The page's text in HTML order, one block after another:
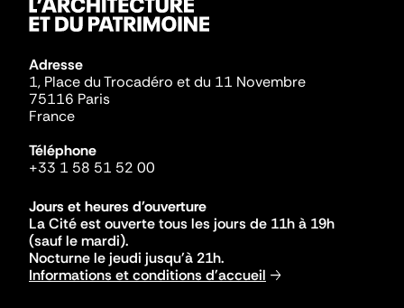
Adresse
1, Place du Trocadéro et du 11 Novembre
75116 Paris
France
Téléphone
+33 1 58 51 52 00
Jours et heures d'ouverture
La Cité est ouverte tous les jours de 11h à 19h
(sauf le mardi).
Nocturne le jeudi jusqu'à 21h.
Informations et conditions d'accueil